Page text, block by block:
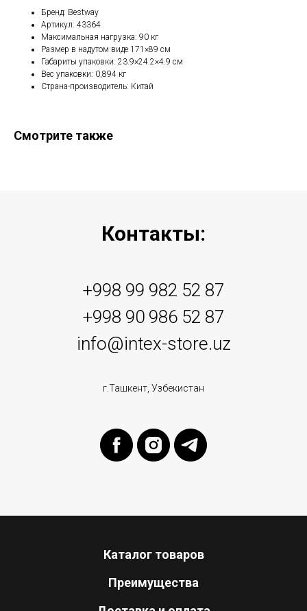
Бренд: Bestway
Артикул: 43364
Максимальная нагрузка: 90 кг
Размер в надутом виде 171×89 см
Габариты упаковки: 23.9×24.2×4.9 см
Вес упаковки: 0,894 кг
Страна-производитель: Китай
Смотрите также
Контакты:
+998 99 982 52 87
+998 90 986 52 87
info@intex-store.uz
г.Ташкент, Узбекистан
Каталог товаров
Преимущества